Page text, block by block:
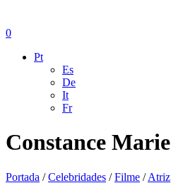
0
Pt
Es
De
It
Fr
Constance Marie
Portada /Celebridades /Filme /Atriz